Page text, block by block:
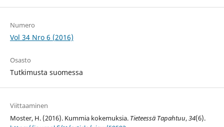
Numero
Vol 34 Nro 6 (2016)
Osasto
Tutkimusta suomessa
Viittaaminen
Moster, H. (2016). Kummia kokemuksia. Tieteessä Tapahtuu,34(6).